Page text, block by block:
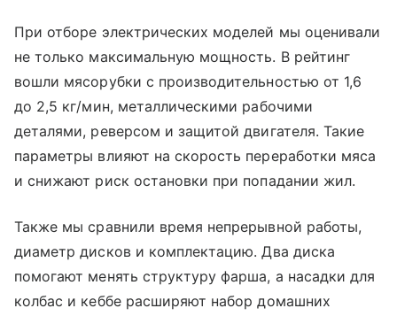
При отборе электрических моделей мы оценивали
не только максимальную мощность. В рейтинг
вошли мясорубки с производительностью от 1,6
до 2,5 кг/мин, металлическими рабочими
деталями, реверсом и защитой двигателя. Такие
параметры влияют на скорость переработки мяса
и снижают риск остановки при попадании жил.
Также мы сравнили время непрерывной работы,
диаметр дисков и комплектацию. Два диска
помогают менять структуру фарша, а насадки для
колбас и кеббе расширяют набор домашних